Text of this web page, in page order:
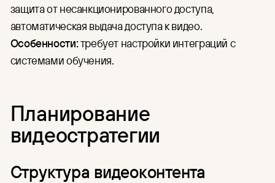
защита от несанкционированного доступа,
автоматическая выдача доступа к видео.
Особенности:требует настройки интеграций с
системами обучения.
Планирование
видеостратегии
Структура видеоконтента